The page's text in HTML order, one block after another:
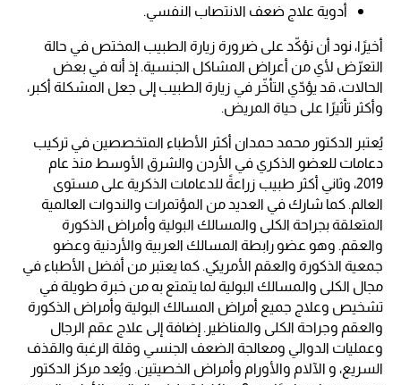
أدوية علاج ضعف الانتصاب النفسي.
أخيرًا، نود أن نؤكّد على ضرورة زيارة الطبيب المختص في حالة
التعرّض لأي من أعراض المشاكل الجنسية. إذ أنه في بعض
الحالات، قد يؤدّي التأخّر في زيارة الطبيب إلى جعل المشكلة أكبر،
وأكثر تأثيرًا على حياة المريض.
يُعتبر الدكتور محمد حمدان أكثر الأطباء المتخصصين في تركيب
دعامات للعضو الذكري في الأردن والشرق الأوسط منذ عام
2019، وثاني أكثر طبيب زراعةً للدعامات الذكرية على مستوى
العالم. كما شارك في العديد من المؤتمرات والندوات العالمية
المتعلقة بجراحة الكلى والمسالك البولية وأمراض الذكورة
والعقم. وهو عضو رابطة المسالك العربية والأردنية وعضو
جمعية الذكورة والعقم الأمريكي. كما يعتبر من أفضل الأطباء في
مجال الكلى والمسالك البولية لما يتمتع به من خبرة طويلة في
تشخيص وعلاج جميع أمراض المسالك البولية وأمراض الذكورة
والعقم وجراحة الكلى والمناظير. إضافة إلى علاج عقم الرجال
وعمليات الدوالي ومعالجة الضعف الجنسي وقلة الرغبة والقذف
السريع، و الآلام والأورام وأمراض الخصيتين. ويُعد مركز الدكتور